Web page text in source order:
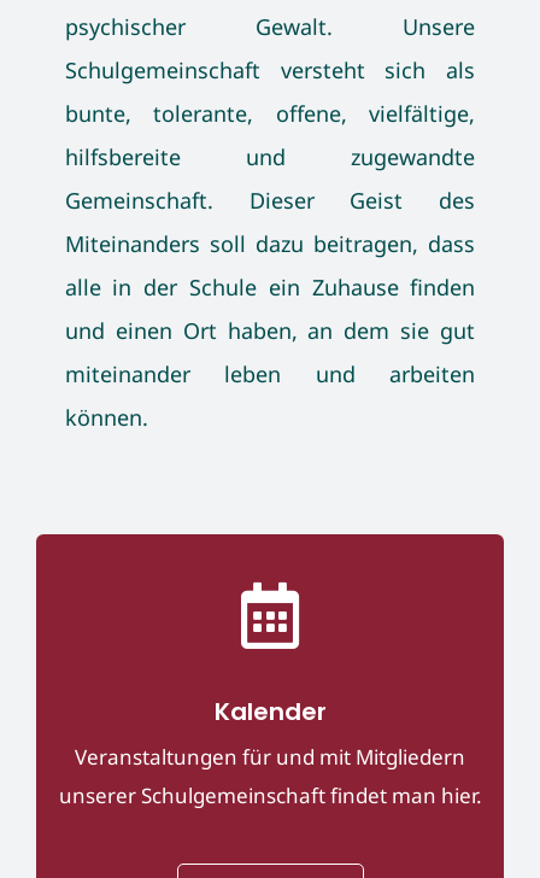
psychischer Gewalt. Unsere
Schulgemeinschaft versteht sich als
bunte, tolerante, offene, vielfältige,
hilfsbereite und zugewandte
Gemeinschaft. Dieser Geist des
Miteinanders soll dazu beitragen, dass
alle in der Schule ein Zuhause finden
und einen Ort haben, an dem sie gut
miteinander leben und arbeiten
können.
Kalender
Veranstaltungen für und mit Mitgliedern
unserer Schulgemeinschaft findet man hier.